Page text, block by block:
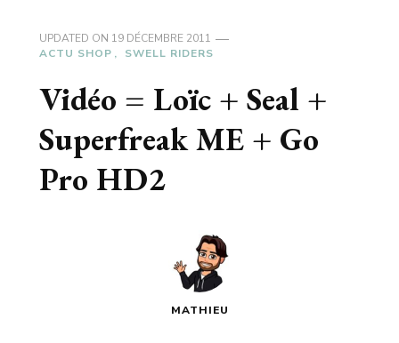
UPDATED ON 19 DÉCEMBRE 2011
ACTU SHOP
SWELL RIDERS
Vidéo = Loïc + Seal +
Superfreak ME + Go
Pro HD2
MATHIEU